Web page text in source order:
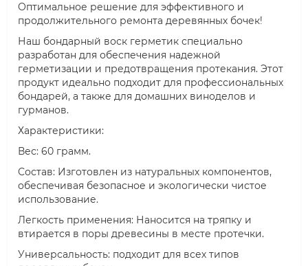
Оптимальное решение для эффективного и
продолжительного ремонта деревянных бочек!
Наш бондарный воск герметик специально
разработан для обеспечения надежной
герметизации и предотвращения протекания. Этот
продукт идеально подходит для профессиональных
бондарей, а также для домашних виноделов и
гурманов.
Характеристики:
Вес: 60 грамм.
Состав: Изготовлен из натуральных компонентов,
обеспечивая безопасное и экологически чистое
использование.
Легкость применения: Наносится на тряпку и
втирается в поры древесины в месте протечки.
Универсальность: подходит для всех типов